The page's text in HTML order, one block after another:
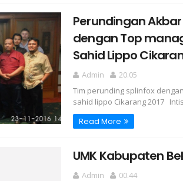
Perundingan
dengan Top
Sahid Lippo
Admin
20.05
Tim perunding splinfox
sahid lippo Cikarang 2017
Read More
UMK Kabupaten
Admin 00.44